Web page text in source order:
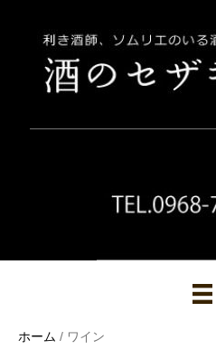
ホーム / ワイン